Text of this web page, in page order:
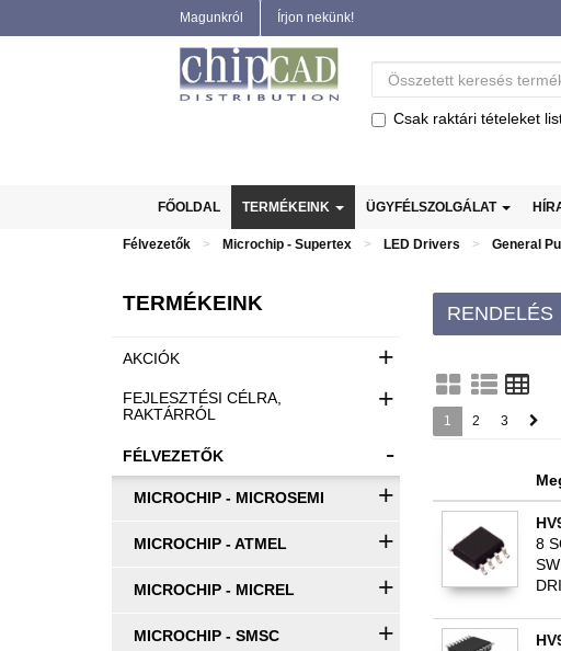
Magunkról Írjon nekünk!
Csak raktári tételeket
FŐOLDAL TERMÉKEINK ÜGYFÉLSZOLGÁLAT
Félvezetők Microchip - Supertex LED Drivers General
TERMÉKEINK
AKCIÓK +
FEJLESZTÉSI CÉLRA,
RAKTÁRRÓL
+
FÉLVEZETŐK -
MICROCHIP - MICROSEMI +
MICROCHIP - ATMEL +
MICROCHIP - MICREL +
MICROCHIP - SMSC +
RENDELÉS
1 2 3
8